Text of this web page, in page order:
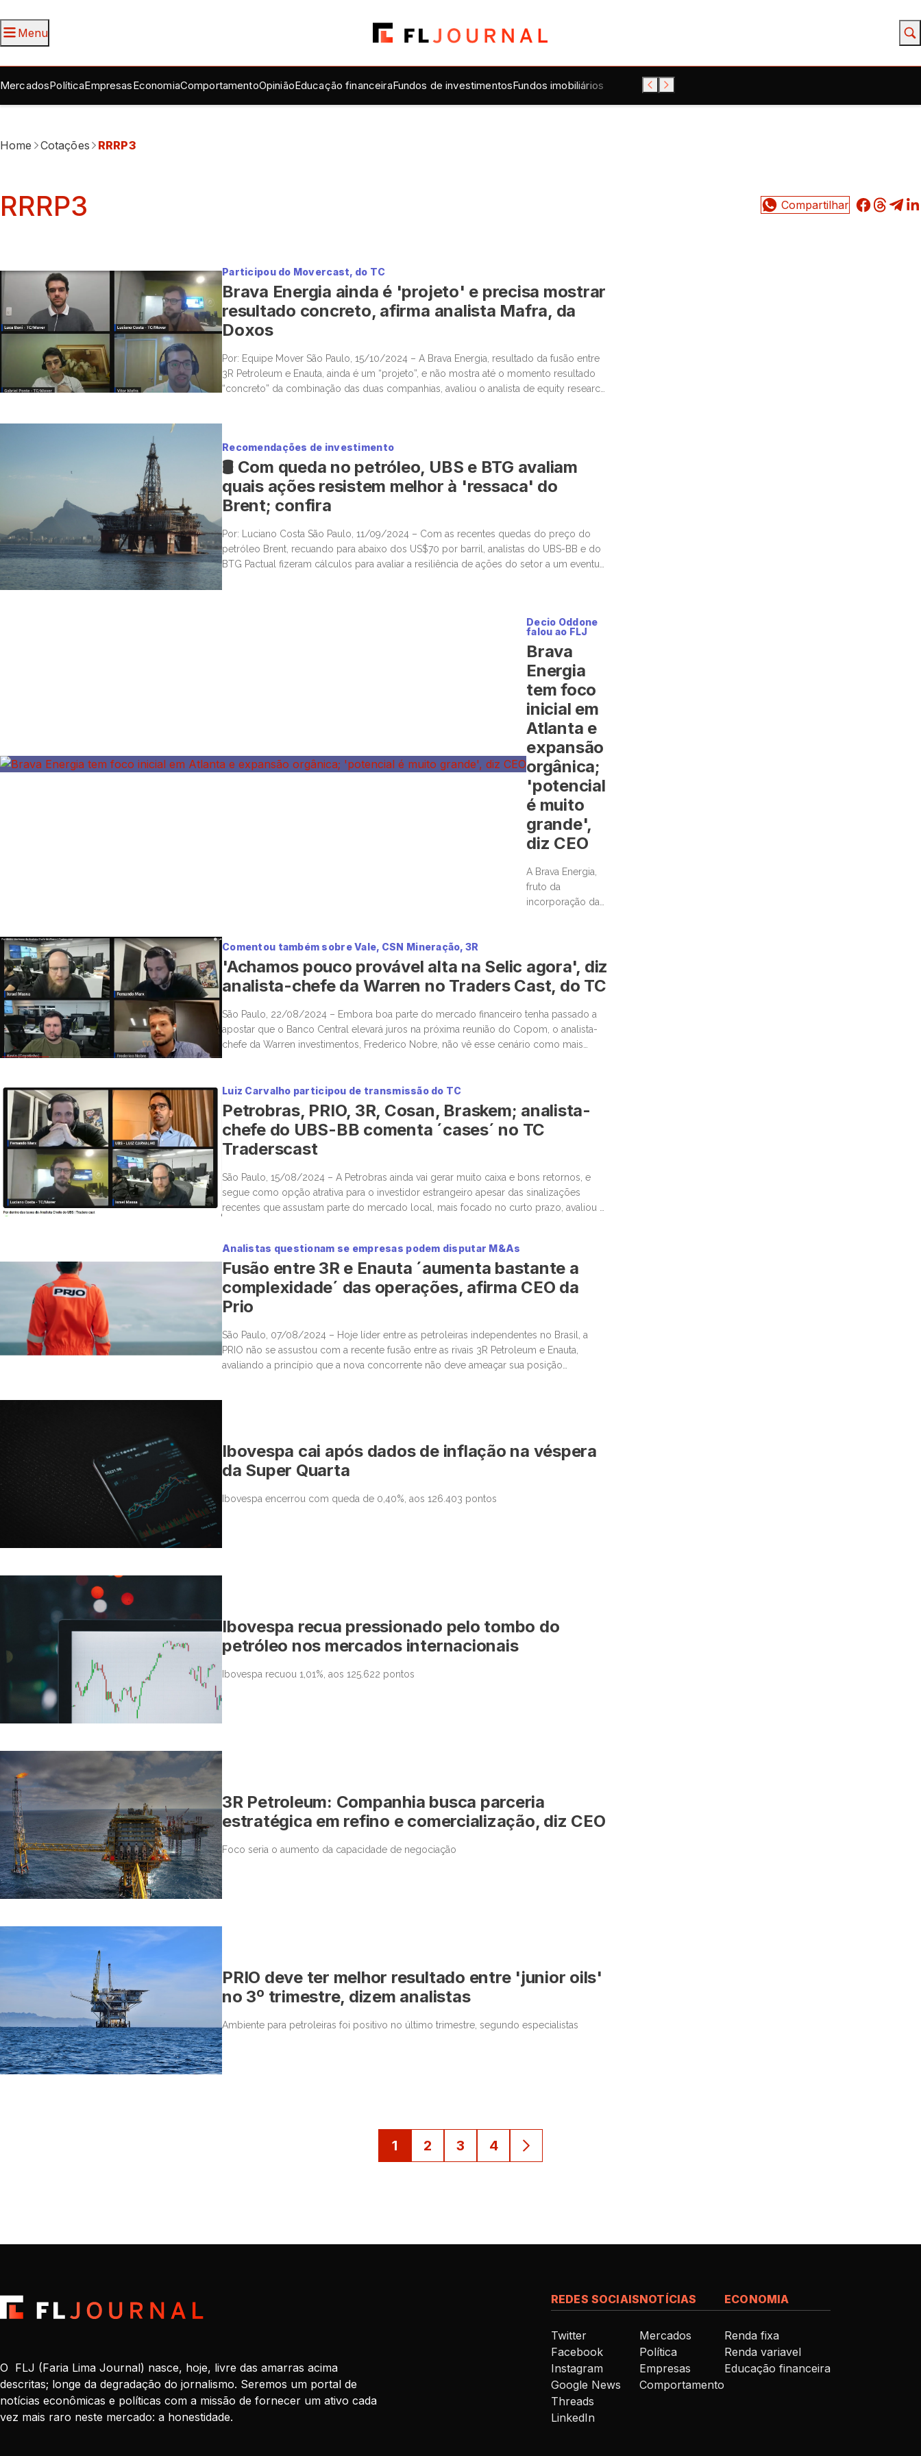
Menu
MercadosPolíticaEmpresasEconomiaComportamentoOpiniãoEducação financeiraFundos de investimentosFundos imobiliários
Home Cotações RRRP3
RRRP3
Participou do Movercast, do TC
Brava Energia ainda é 'projeto' e precisa mostrar
resultado concreto, afirma analista Mafra, da
Doxos
Por: Equipe Mover São Paulo, 15/10/2024 – A Brava Energia, resultado da fusão entre
3R Petroleum e Enauta, ainda é um “projeto”, e não mostra até o momento resultado
“concreto” da combinação das duas companhias, avaliou o analista de equity research
Recomendações de investimento
🛢️ Com queda no petróleo, UBS e BTG avaliam
quais ações resistem melhor à 'ressaca' do
Brent; confira
Por: Luciano Costa São Paulo, 11/09/2024 – Com as recentes quedas do preço do
petróleo Brent, recuando para abaixo dos US$70 por barril, analistas do UBS-BB e do
BTG Pactual fizeram cálculos para avaliar a resiliência de ações do setor a um eventual
Decio Oddone
falou ao FLJ
Brava
Energia
tem foco
inicial em
Atlanta e
expansão
orgânica;
'potencial
é muito
grande',
diz CEO
A Brava Energia,
fruto da
incorporação da
operações com
foco no
atendimento às
para início das
operações do
de valor a serem
destravados, disse
Mover, o CEO da
companhia, Décio
[…]
Comentou também sobre Vale, CSN Mineração, 3R
'Achamos pouco provável alta na Selic agora', diz
analista-chefe da Warren no Traders Cast, do TC
São Paulo, 22/08/2024 – Embora boa parte do mercado financeiro tenha passado a
apostar que o Banco Central elevará juros na próxima reunião do Copom, o analista-
chefe da Warren investimentos, Frederico Nobre, não vê esse cenário como mais
Luiz Carvalho participou de transmissão do TC
Petrobras, PRIO, 3R, Cosan, Braskem; analista-
chefe do UBS-BB comenta ´cases´ no TC
Traderscast
São Paulo, 15/08/2024 – A Petrobras ainda vai gerar muito caixa e bons retornos, e
segue como opção atrativa para o investidor estrangeiro apesar das sinalizações
recentes que assustam parte do mercado local, mais focado no curto prazo, avaliou o
Analistas questionam se empresas podem disputar M&As
Fusão entre 3R e Enauta ´aumenta bastante a
complexidade´ das operações, afirma CEO da
Prio
São Paulo, 07/08/2024 – Hoje líder entre as petroleiras independentes no Brasil, a
PRIO não se assustou com a recente fusão entre as rivais 3R Petroleum e Enauta,
avaliando a princípio que a nova concorrente não deve ameaçar sua posição
Ibovespa cai após dados de inflação na véspera
da Super Quarta
Ibovespa encerrou com queda de 0,40%, aos 126.403 pontos
Ibovespa recua pressionado pelo tombo do
petróleo nos mercados internacionais
Ibovespa recuou 1,01%, aos 125.622 pontos
3R Petroleum: Companhia busca parceria
estratégica em refino e comercialização, diz CEO
Foco seria o aumento da capacidade de negociação
PRIO deve ter melhor resultado entre 'junior oils'
no 3º trimestre, dizem analistas
Ambiente para petroleiras foi positivo no último trimestre, segundo especialistas
1 2 3 4
O FLJ (Faria Lima Journal) nasce, hoje, livre das amarras acima
descritas; longe da degradação do jornalismo. Seremos um portal de
notícias econômicas e políticas com a missão de fornecer um ativo cada
vez mais raro neste mercado: a honestidade.
REDES SOCIAIS
Twitter
Facebook
Instagram
Google News
Threads
LinkedIn
NOTÍCIAS
Mercados
Política
Empresas
Comportamento
ECONOMIA
Renda fixa
Renda variavel
Educação financeira